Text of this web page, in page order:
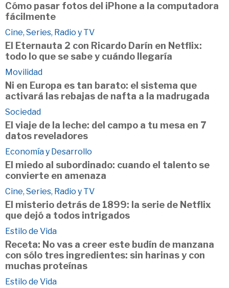
Cómo pasar fotos del iPhone a la computadora
fácilmente
Cine, Series, Radio y TV
El Eternauta 2 con Ricardo Darín en Netflix:
todo lo que se sabe y cuándo llegaría
Movilidad
Ni en Europa es tan barato: el sistema que
activará las rebajas de nafta a la madrugada
Sociedad
El viaje de la leche: del campo a tu mesa en 7
datos reveladores
Economía y Desarrollo
El miedo al subordinado: cuando el talento se
convierte en amenaza
Cine, Series, Radio y TV
El misterio detrás de 1899: la serie de Netflix
que dejó a todos intrigados
Estilo de Vida
Receta: No vas a creer este budín de manzana
con sólo tres ingredientes: sin harinas y con
muchas proteínas
Estilo de Vida